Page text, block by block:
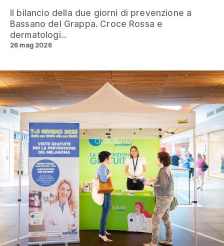
Il bilancio della due giorni di prevenzione a
Bassano del Grappa. Croce Rossa e
dermatologi...
26 mag 2026